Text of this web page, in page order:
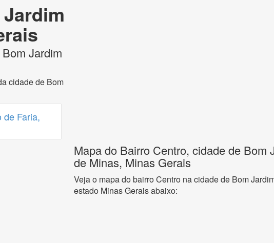
Jardim
cidade de Bom
de Faria,
Mapa do Bairro Centro, cidade de Bom
de Minas, Minas Gerais
Veja o mapa do bairro Centro na cidade de Bom
estado Minas Gerais abaixo: